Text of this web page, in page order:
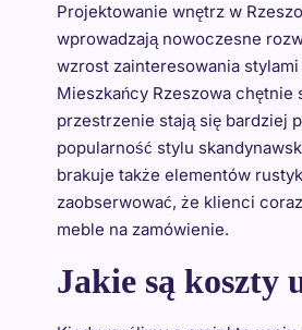
Projektowanie wnętrz w
wprowadzają nowoczesne
wzrost zainteresowania
Mieszkańcy Rzeszowa chętnie
przestrzenie stają się bardziej
popularność stylu
brakuje także elementów
zaobserwować, że klienci
meble na zamówienie.
Jakie są koszty